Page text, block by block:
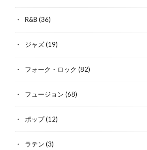
R&B (36)
ジャズ(19)
フォーク・ロック (82)
フュージョン (68)
ポップ(12)
ラテン (3)